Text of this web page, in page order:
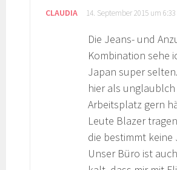
CLAUDIA 14. September 2015 um 6:33
Die Jeans- und
Kombination sehe
Japan super
hier als
Arbeitsplatz gern
Leute Blazer
die bestimmt keine
Unser Büro ist